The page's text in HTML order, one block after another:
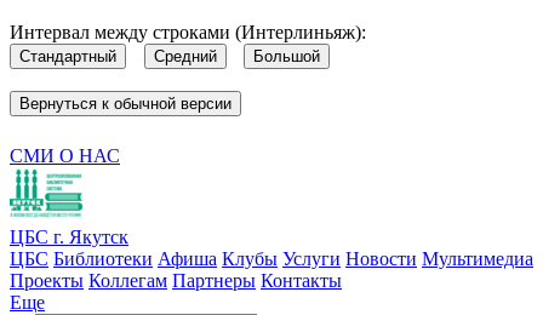
Интервал между строками (Интерлиньяж):
Стандартный Средний Большой
Вернуться к обычной версии
СМИ О НАС
ЦБС г. Якутск
ЦБС Библиотеки Афиша Клубы Услуги Новости Мультимедиа
Проекты Коллегам Партнеры Контакты
Еще